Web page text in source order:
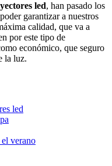
led, han pasado los
garantizar a nuestros
calidad, que va a
por este tipo de
económico, que seguro
la luz.
led
verano